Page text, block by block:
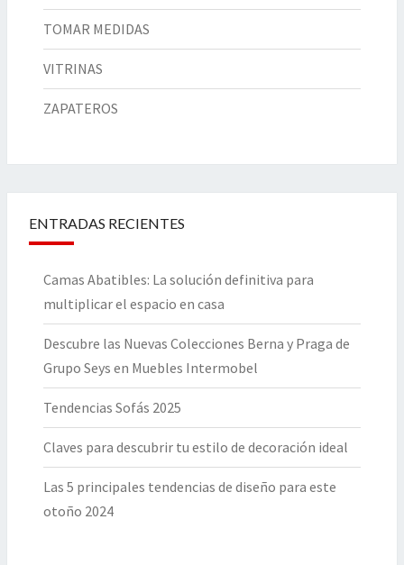
TOMAR MEDIDAS
VITRINAS
ZAPATEROS
ENTRADAS RECIENTES
Camas Abatibles: La solución definitiva para
multiplicar el espacio en casa
Descubre las Nuevas Colecciones Berna y Praga de
Grupo Seys en Muebles Intermobel
Tendencias Sofás 2025
Claves para descubrir tu estilo de decoración ideal
Las 5 principales tendencias de diseño para este
otoño 2024